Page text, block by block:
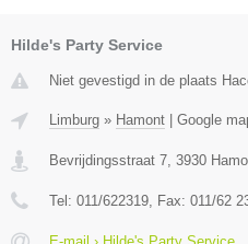
Hilde's Party Service
Niet gevestigd in de plaats
Limburg » Hamont Google
Bevrijdingsstraat 7, 3930
Tel: 011/622319, Fax: 011/62